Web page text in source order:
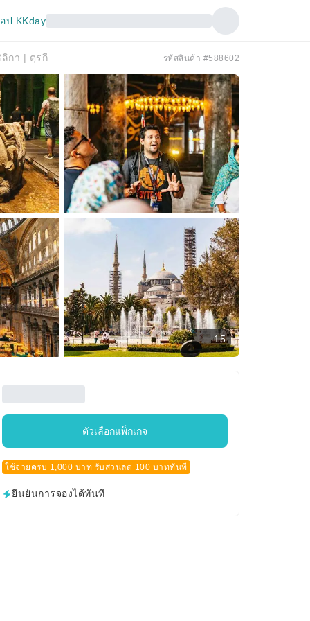
ป KKday
กา | ตุรกี รหัสสินค้า #588602
15
ตัวเลือกแพ็กเกจ
ใช้จ่ายครบ 1,000 บาท รับส่วนลด 100 บาททันที
ยืนยันการจองได้ทันที